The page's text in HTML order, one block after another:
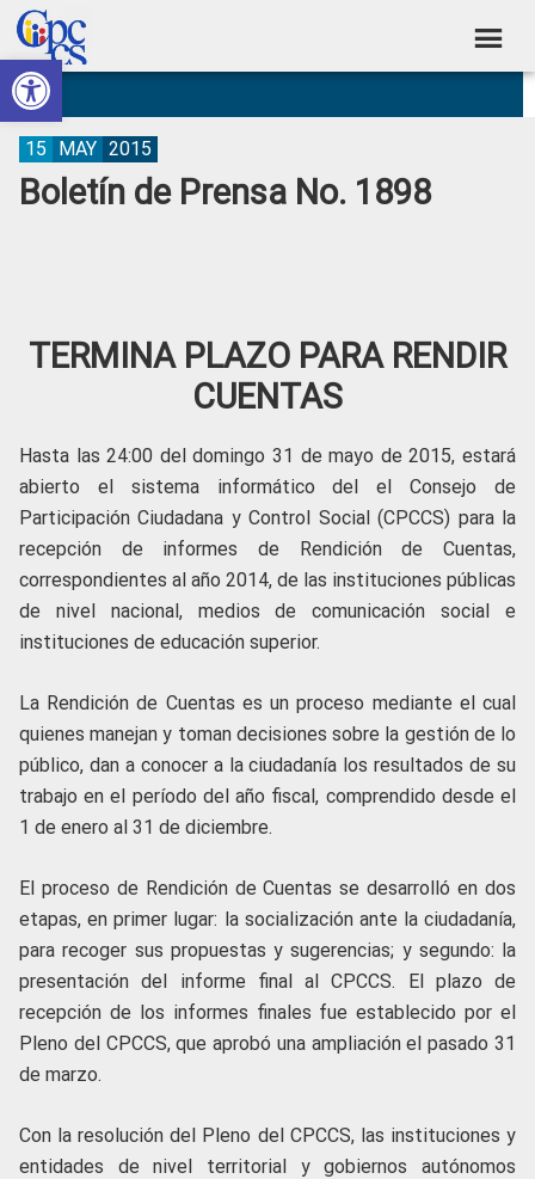
Abrir barra de herramientas
Skip
to
primary
navigation
Skip
to
main
content
Skip
to
primary
sidebar
Skip
to
footer
Consejo
de
Participación
Ciudadana
Construyendo
Poder
Ciudadano
Boletín de Prensa No. 1898
15 MAY 2015
TERMINA PLAZO PARA RENDIR
CUENTAS
Hasta las 24:00 del domingo 31 de mayo de 2015, estará
abierto el sistema informático del el Consejo de
Participación Ciudadana y Control Social (CPCCS) para la
recepción de informes de Rendición de Cuentas,
correspondientes al año 2014, de las instituciones públicas
de nivel nacional, medios de comunicación social e
instituciones de educación superior.
La Rendición de Cuentas es un proceso mediante el cual
quienes manejan y toman decisiones sobre la gestión de lo
público, dan a conocer a la ciudadanía los resultados de su
trabajo en el período del año fiscal, comprendido desde el
1 de enero al 31 de diciembre.
El proceso de Rendición de Cuentas se desarrolló en dos
etapas, en primer lugar: la socialización ante la ciudadanía,
para recoger sus propuestas y sugerencias; y segundo: la
presentación del informe final al CPCCS. El plazo de
recepción de los informes finales fue establecido por el
Pleno del CPCCS, que aprobó una ampliación el pasado 31
de marzo.
Con la resolución del Pleno del CPCCS, las instituciones y
entidades de nivel territorial y gobiernos autónomos